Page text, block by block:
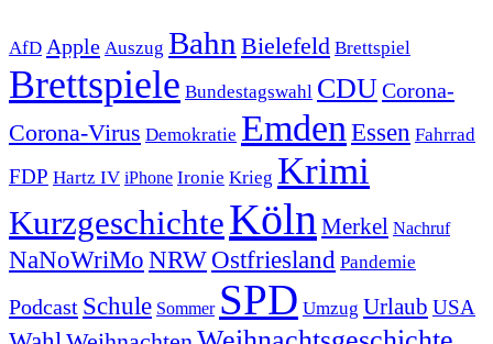
AfD Apple Auszug Bahn Bielefeld Brettspiel
Brettspiele Bundestagswahl CDUCorona-
Corona-Virus Demokratie Emden Essen Fahrrad
FDP Hartz IV iPhone Ironie Krieg Krimi
KurzgeschichteKöln Merkel Nachruf
NaNoWriMo NRWOstfriesland Pandemie
Podcast Schule Sommer SPD Umzug Urlaub USA